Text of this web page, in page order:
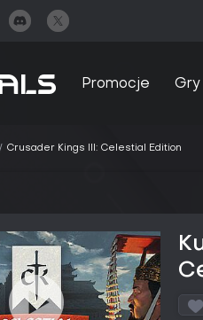
Promocje Gry
Crusader Kings III: Celestial Edition